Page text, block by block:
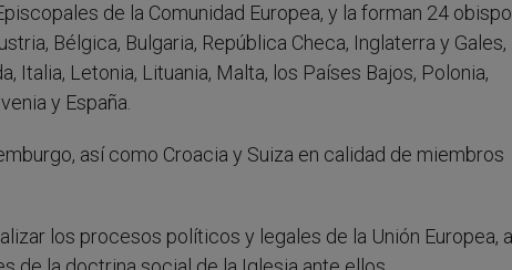
de la Comunidad Europea, y la forman 24
Bélgica, Bulgaria, República Checa, Inglaterra y Gales,
Italia, Letonia, Lituania, Malta, los Países Bajos, Polonia,
y España.
así como Croacia y Suiza en calidad de miembros
los procesos políticos y legales de la Unión Europea,